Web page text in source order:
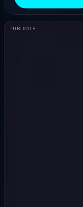
PUBLICITÉ